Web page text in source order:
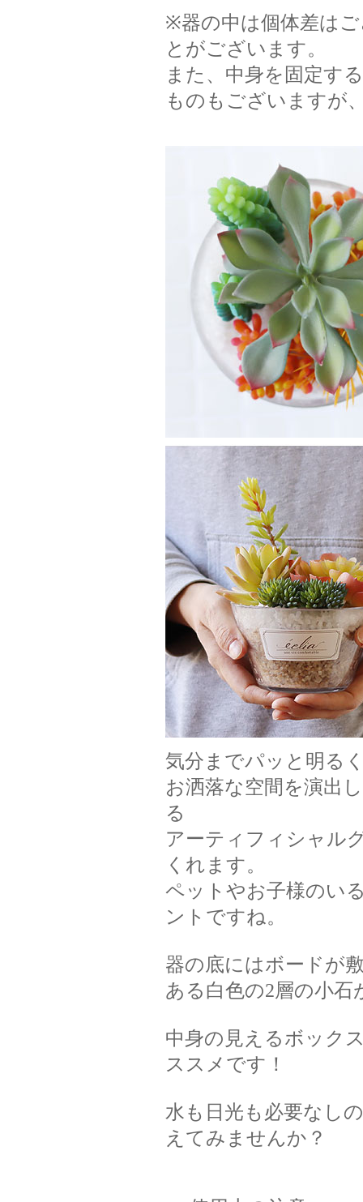
※器の中は個体差は
とがございます。
また、中身を固定す
ものもございますが
気分までパッと明る
お洒落な空間を演出
る
アーティフィシャル
くれます。
ペットやお子様のい
ントですね。
器の底にはボードが
ある白色の2層の小
中身の見えるボック
ススメです！
水も日光も必要なし
えてみませんか？